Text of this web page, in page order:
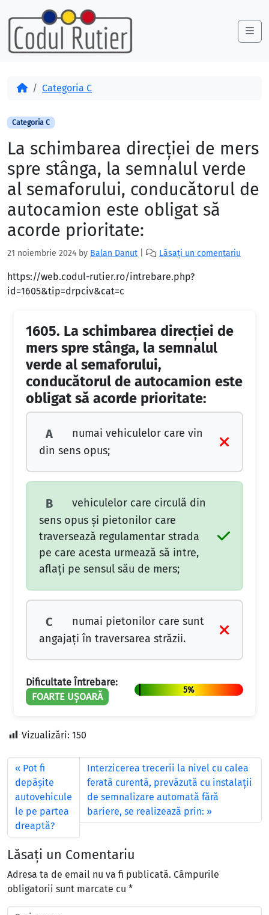
Skip to content
Skip to footer
AcasăCategoria C
Categoria C
La schimbarea direcţiei de mers
spre stânga, la semnalul verde
al semaforului, conducătorul de
autocamion este obligat să
acorde prioritate:
21 noiembrie 2024 by Balan Danut Lăsați un comentariu
https://web.codul-rutier.ro/intrebare.php?
id=1605&tip=drpciv&cat=c
1605. La schimbarea direcţiei de
mers spre stânga, la semnalul
verde al semaforului,
conducătorul de autocamion este
obligat să acorde prioritate:
A
numai vehiculelor care vin
din sens opus;
B
vehiculelor care circulă din
sens opus şi pietonilor care
traversează regulamentar strada
pe care acesta urmează să intre,
aflaţi pe sensul său de mers;
C
numai pietonilor care sunt
angajaţi în traversarea străzii.
Dificultate Întrebare:
FOARTE UȘOARĂ
5%
Vizualizări: 150
Pot fi
depășite
autovehicule
le pe partea
dreaptă?
Interzicerea trecerii la nivel cu calea
ferată curentă, prevăzută cu instalaţii
de semnalizare automată fără
bariere, se realizează prin:
Lăsați un Comentariu
Adresa ta de email nu va fi publicată. Câmpurile
obligatorii sunt marcate cu *